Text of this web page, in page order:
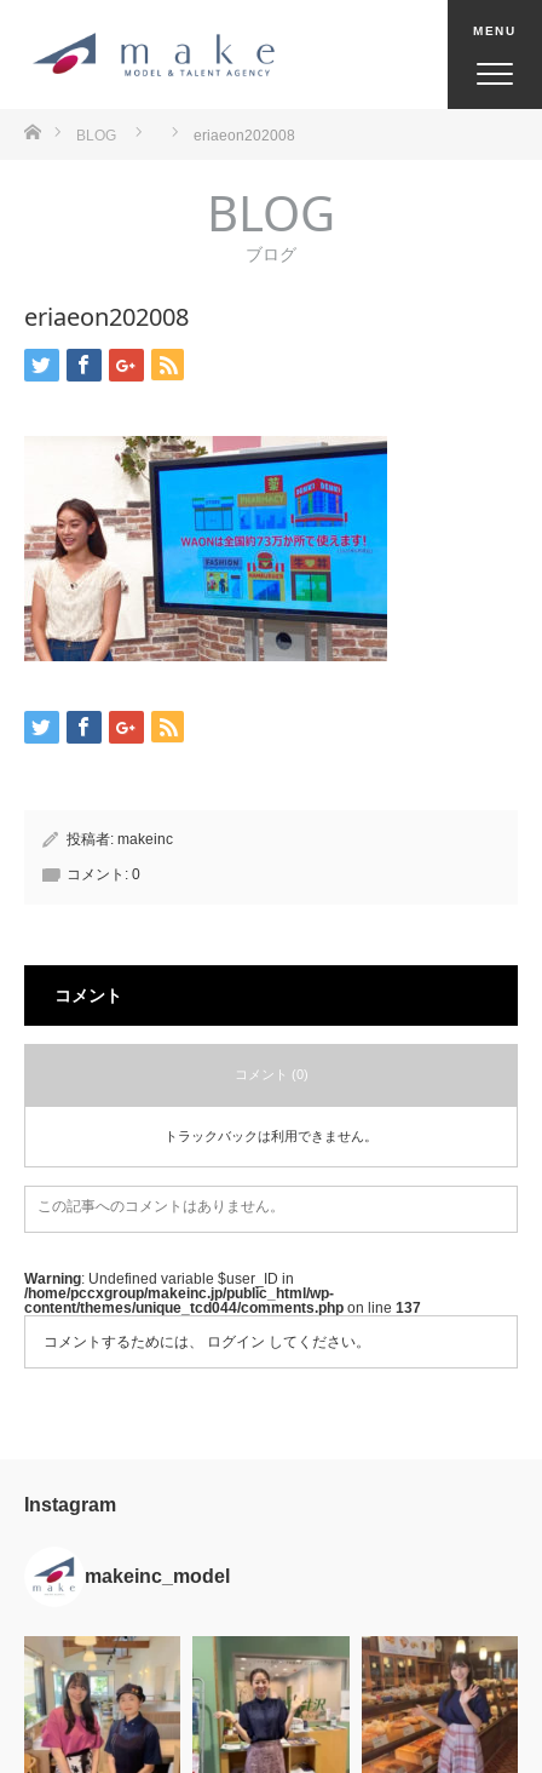
ホームBLOG eriaeon202008
BLOG
ブログ
eriaeon202008
投稿者: makeinc
コメント: 0
コメント
コメント (0)
トラックバックは利用できません。
この記事へのコメントはありません。
Warning: Undefined variable $user_ID in
/home/pccxgroup/makeinc.jp/public_html/wp-
content/themes/unique_tcd044/comments.php on line 137
コメントするためには、
ログイン してください。
Instagram
makeinc_model